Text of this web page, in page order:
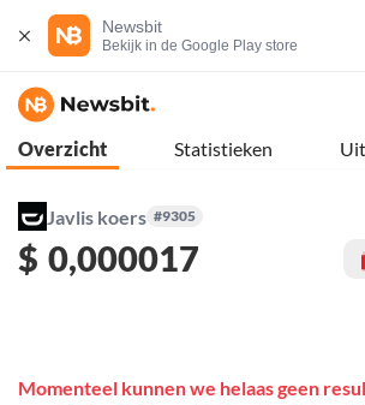
Newsbit
Bekijk in de Google Play store
Overzicht Statistieken
Javlis koers #9305
$ 0,000017
Momenteel kunnen we helaas geen